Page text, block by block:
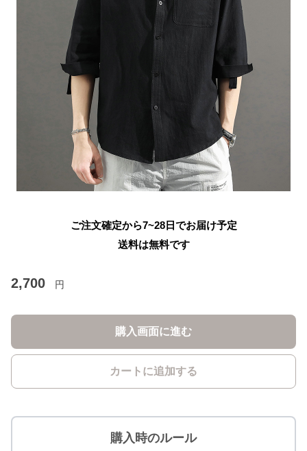
ご注文確定から7~28日でお届け予定
送料は無料です
2,700 円
購入画面に進む
カートに追加する
購入時のルール